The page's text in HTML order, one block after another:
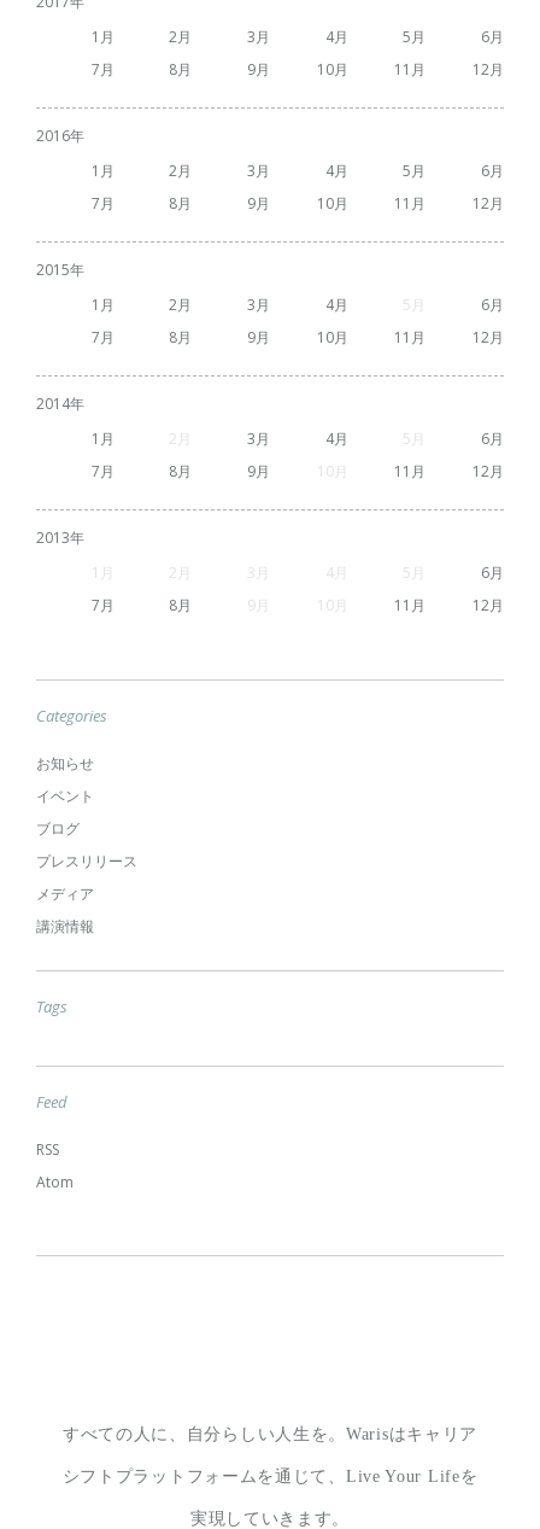
1
2 3 4 5
6
7
8 9 10 11 12
2016
1
2 3 4 5
6
7
8 9 10 11 12
2015
1
2 3 4 5
6
7
8 9 10 11 12
2014
1
2 3 4 5
6
7
8 9 10 11 12
2013
1
2 3 4 5
6
7
8 9 10 11 12
Categories
お知らせ
イベント
ブログ
プレスリリース
メディア
講演情報
Tags
Feed
RSS
Atom
すべての人に、自分らしい人生を。Warisはキャリア
シフトプラットフォームを通じて、 Live Your Lifeを
実現していきます。